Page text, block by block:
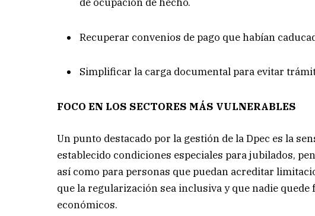
Recuperar convenios de pago que habían
Simplificar la carga documental para evitar
FOCO EN LOS SECTORES MÁS VULNERABLES
Un punto destacado por la gestión de la Dpec es la
establecido condiciones especiales para jubilados,
así como para personas que puedan acreditar
que la regularización sea inclusiva y que nadie
económicos.